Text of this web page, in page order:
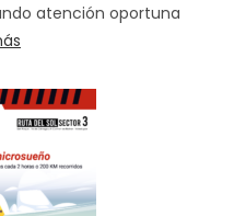
atención oportuna
gratuitos
de
asistencia
en
la